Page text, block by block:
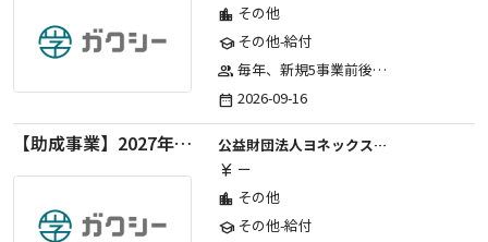
location_city その他
schoolその他-給付
group 毎年、新規5事業前後への助成金交付を予定とし、初年度5事業、2年目合計10事業前後、3年目合計15事業前後、4年目以降は15事業前後にて実施する。 2025年度採択実績：5事業、2026年度採択実績：5事業
date_range 2026-09-16
【助成事業】2027年度（通年）国際交流普及事業に関する助成金
公益財団法人ヨネックススポーツ振興財団
currency_yen ー
location_city その他
schoolその他-給付